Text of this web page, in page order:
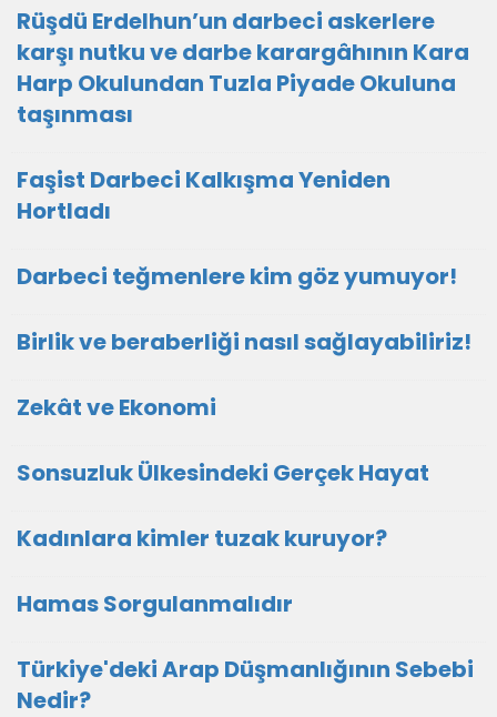
Rüşdü Erdelhun’un darbeci askerlere
karşı nutku ve darbe karargâhının Kara
Harp Okulundan Tuzla Piyade Okuluna
taşınması
Faşist Darbeci Kalkışma Yeniden
Hortladı
Darbeci teğmenlere kim göz yumuyor!
Birlik ve beraberliği nasıl sağlayabiliriz!
Zekât ve Ekonomi
Sonsuzluk Ülkesindeki Gerçek Hayat
Kadınlara kimler tuzak kuruyor?
Hamas Sorgulanmalıdır
Türkiye'deki Arap Düşmanlığının Sebebi
Nedir?